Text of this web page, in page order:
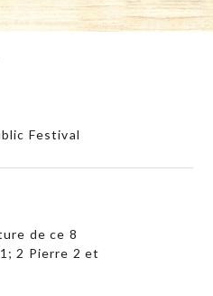
Festival
de ce 8
2 Pierre 2 et